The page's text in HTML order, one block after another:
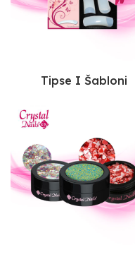
Tipse I Šabloni